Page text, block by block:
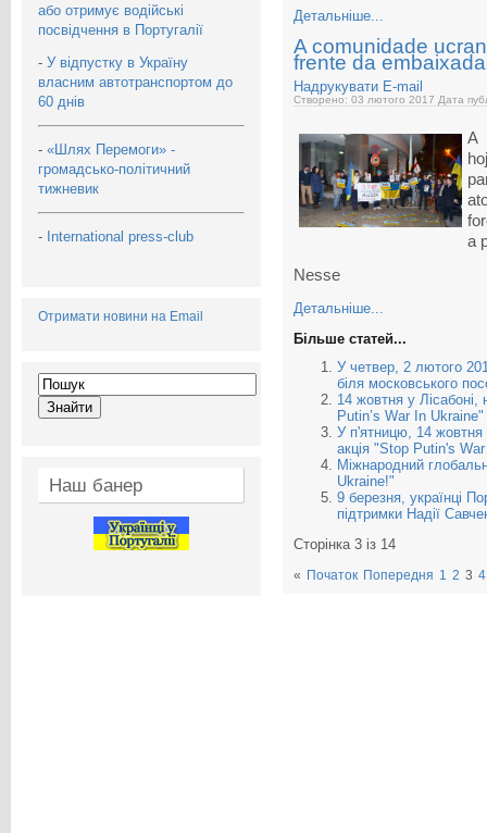
або отримує водійські
посвідчення в Португалії
- У відпустку в Україну
власним автотранспортом до
60 днів
- «Шлях Перемоги» -
громадсько-політичний
тижневик
- International press-club
Отримати новини на Email
Наш банер
Детальніше...
A comunidade
frente da
Надрукувати E-mail
Створено: 03 лютого 2017 Дата
A
a
Nesse
Детальніше...
Більше статей...
У четвер, 2 лютого
біля московського
14 жовтня у
Putin’s War In Ukraine"
У п'ятницю, 14 жовтня
акція "Stop Putin's
Міжнародний
Ukraine!"
9 березня, українці
підтримки Надії
Сторінка 3 із 14
« Початок Попередня 1 2 3 4